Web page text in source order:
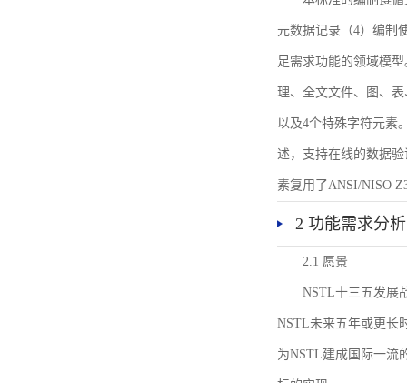
元数据记录（4）编制
足需求功能的领域模
理、全文文件、图、
以及4个特殊字符元素
述，支持在线的数据
素复用了ANSI/NISO
2 功能需求分析
2.1 愿景
NSTL十三五发展
NSTL未来五年或更长
为NSTL建成国际一流